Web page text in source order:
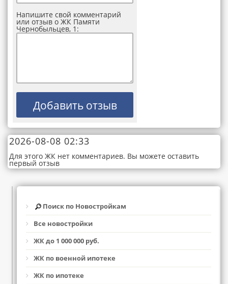
Напишите свой комментарий
или отзыв о ЖК Памяти
Чернобыльцев, 1:
2026-08-08 02:33
Для этого ЖК нет комментариев. Вы можете оставить
первый отзыв
Поиск по Новостройкам
Все новостройки
ЖК до 1 000 000 руб.
ЖК по военной ипотеке
ЖК по ипотеке